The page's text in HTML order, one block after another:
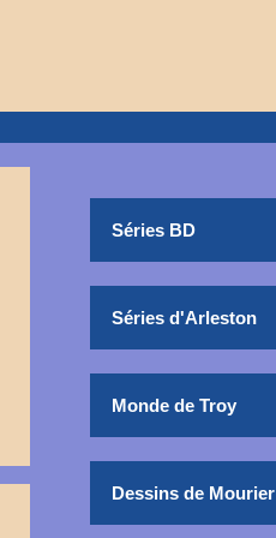
Séries BD
Séries d'Arleston
Monde de Troy
Dessins de Mourier